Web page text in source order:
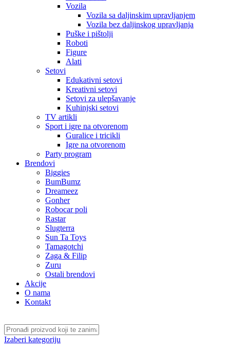
Vozila
Vozila sa daljinskim upravljanjem
Vozila bez daljinskog upravljanja
Puške i pištolji
Roboti
Figure
Alati
Setovi
Edukativni setovi
Kreativni setovi
Setovi za ulepšavanje
Kuhinjski setovi
TV artikli
Sport i igre na otvorenom
Guralice i tricikli
Igre na otvorenom
Party program
Brendovi
Biggies
BumBumz
Dreameez
Gonher
Robocar poli
Rastar
Slugterra
Sun Ta Toys
Tamagotchi
Zaga & Filip
Zuru
Ostali brendovi
Akcije
O nama
Kontakt
Izaberi kategoriju